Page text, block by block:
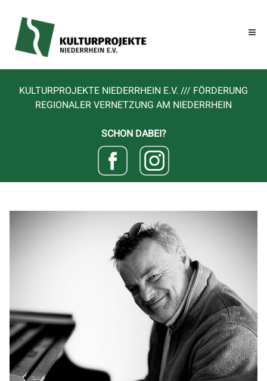
KULTURPROJEKTE NIEDERRHEIN E.V. /// FÖRDERUNG
REGIONALER VERNETZUNG AM NIEDERRHEIN
SCHON DABEI?